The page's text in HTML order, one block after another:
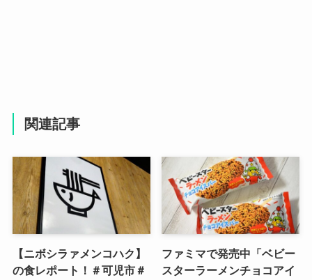
関連記事
【ニボシラァメンコハク】
の食レポート！＃可児市＃
ファミマで発売中「ベビー
スターラーメンチョコアイ